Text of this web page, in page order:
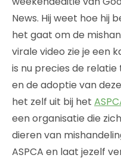
News. Hij weet hoe hij
het gaat om de
virale video zie je een
is nu precies de
en de adoptie van
het zelf uit bij het
een organisatie die
dieren van
ASPCA en laat jezelf